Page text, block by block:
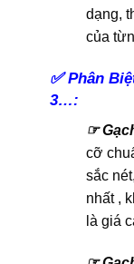
dạng,
của
✅Phân
3…:
☞
cỡ
sắc
nhất ,
là giá